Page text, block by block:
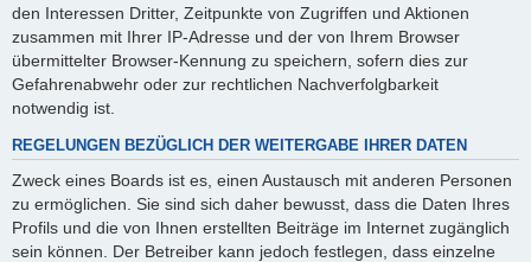
den Interessen Dritter, Zeitpunkte von Zugriffen und Aktionen
zusammen mit Ihrer IP-Adresse und der von Ihrem Browser
übermittelter Browser-Kennung zu speichern, sofern dies zur
Gefahrenabwehr oder zur rechtlichen Nachverfolgbarkeit
notwendig ist.
REGELUNGEN BEZÜGLICH DER WEITERGABE IHRER DATEN
Zweck eines Boards ist es, einen Austausch mit anderen Personen
zu ermöglichen. Sie sind sich daher bewusst, dass die Daten Ihres
Profils und die von Ihnen erstellten Beiträge im Internet zugänglich
sein können. Der Betreiber kann jedoch festlegen, dass einzelne